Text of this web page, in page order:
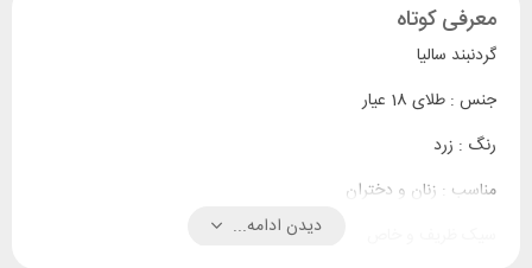
معرفی کوتاه
گردنبند سالیا
جنس : طلای 18 عیار
رنگ : زرد
مناسب : زنان و دختران
دیدن ادامه...